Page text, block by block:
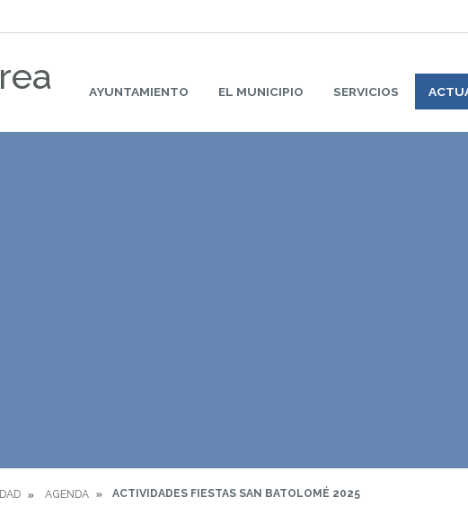
AYUNTAMIENTO EL MUNICIPIO SERVICIOS
AGENDA ACTIVIDADES FIESTAS SAN BATOLOMÉ 2025